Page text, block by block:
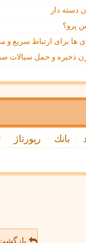
دسته دار
پرو؟
ها برای ارتباط سریع و
ذخیره و حمل سیالات
بانك رپورتاژ